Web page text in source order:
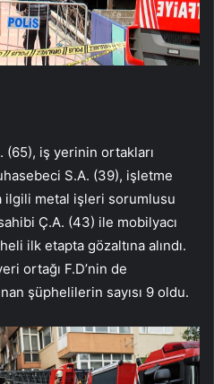
(65), iş yerinin ortakları
S.A. (39), işletme
ilgili metal işleri sorumlusu
Ç.A. (43) ile mobilyacı
ilk etapta gözaltına alındı.
ortağı F.D’nin de
şüphelilerin sayısı 9 oldu.